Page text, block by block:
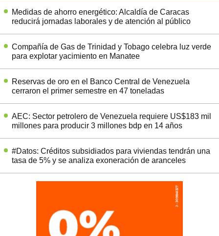
Medidas de ahorro energético: Alcaldía de Caracas
reducirá jornadas laborales y de atención al público
Compañía de Gas de Trinidad y Tobago celebra luz verde
para explotar yacimiento en Manatee
Reservas de oro en el Banco Central de Venezuela
cerraron el primer semestre en 47 toneladas
AEC: Sector petrolero de Venezuela requiere US$183 mil
millones para producir 3 millones bdp en 14 años
#Datos: Créditos subsidiados para viviendas tendrán una
tasa de 5% y se analiza exoneración de aranceles